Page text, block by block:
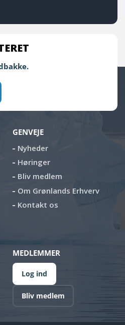
GENVEJE
Nyheder
Høringer
Bliv medlem
Om Grønlands Erhverv
Kontakt os
MEDLEMMER
Log ind
Bliv medlem